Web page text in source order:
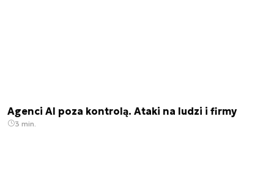
Agenci AI poza kontrolą. Ataki na ludzi i firmy
3 min.